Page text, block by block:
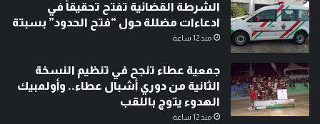
الشرطة القضائية تفتح تحقيقاً في
ادعاءات مضللة حول “فتح الحدود” بسبتة
منذ 12 ساعة
جمعية عطاء تنجح في تنظيم النسخة
الثانية من دوري أشبال عطاء.. وأولمبيك
الهدوء يتوج باللقب
منذ 12 ساعة